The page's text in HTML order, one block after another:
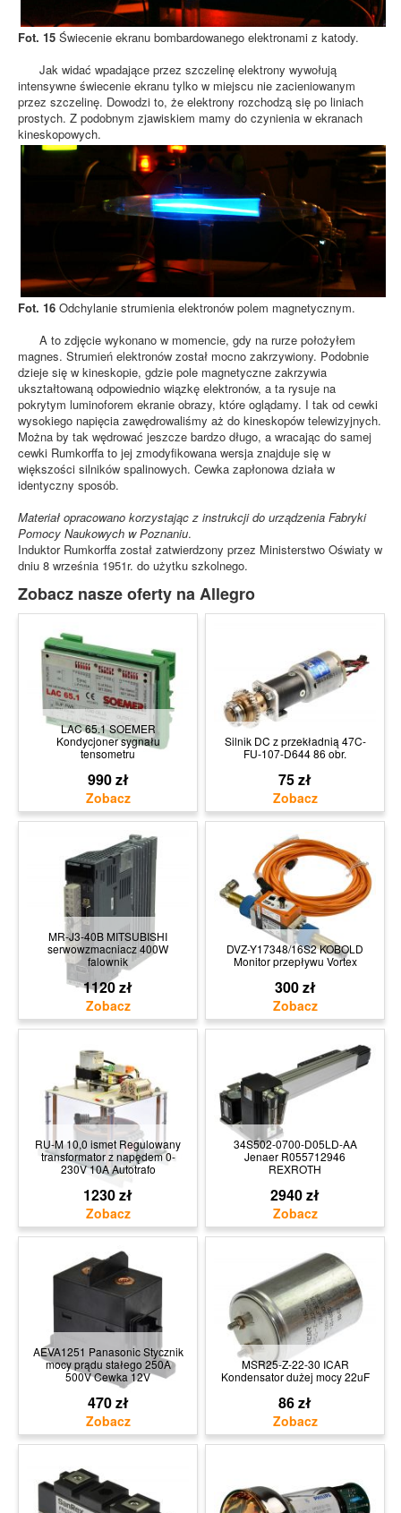
Fot. 15 Świecenie ekranu bombardowanego elektronami z katody.
Jak widać wpadające przez szczelinę elektrony wywołują
intensywne świecenie ekranu tylko w miejscu nie zacieniowanym
przez szczelinę. Dowodzi to, że elektrony rozchodzą się po liniach
prostych. Z podobnym zjawiskiem mamy do czynienia w ekranach
kineskopowych.
Fot. 16 Odchylanie strumienia elektronów polem magnetycznym.
A to zdjęcie wykonano w momencie, gdy na rurze położyłem
magnes. Strumień elektronów został mocno zakrzywiony. Podobnie
dzieje się w kineskopie, gdzie pole magnetyczne zakrzywia
ukształtowaną odpowiednio wiązkę elektronów, a ta rysuje na
pokrytym luminoforem ekranie obrazy, które oglądamy. I tak od cewki
wysokiego napięcia zawędrowaliśmy aż do kineskopów telewizyjnych.
Można by tak wędrować jeszcze bardzo długo, a wracając do samej
cewki Rumkorffa to jej zmodyfikowana wersja znajduje się w
większości silników spalinowych. Cewka zapłonowa działa w
identyczny sposób.
Materiał opracowano korzystając z instrukcji do urządzenia Fabryki
Pomocy Naukowych w Poznaniu.
Induktor Rumkorffa został zatwierdzony przez Ministerstwo Oświaty w
dniu 8 września 1951r. do użytku szkolnego.
Zobacz nasze oferty na Allegro
LAC 65.1 SOEMER
Kondycjoner sygnału
tensometru
990 zł
Silnik DC z przekładnią 47C-
FU-107-D644 86 obr.
75 zł
MR-J3-40B MITSUBISHI
serwowzmacniacz 400W
falownik
1120 zł
DVZ-Y17348/16S2 KOBOLD
Monitor przepływu Vortex
300 zł
RU-M 10,0 ismet Regulowany
transformator z napędem 0-
230V 10A Autotrafo
1230 zł
34S502-0700-D05LD-AA
Jenaer R055712946
REXROTH
2940 zł
AEVA1251 Panasonic Stycznik
mocy prądu stałego 250A
500V Cewka 12V
470 zł
MSR25-Z-22-30 ICAR
Kondensator dużej mocy 22uF
86 zł